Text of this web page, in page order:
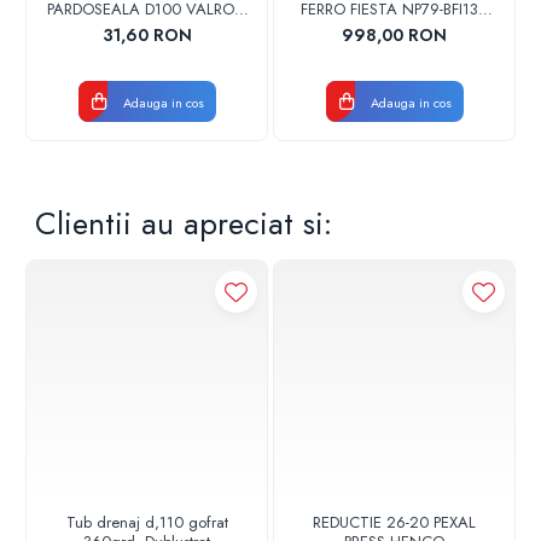
Materiale:
Rotor hidraulic: PPE/PS-GF30
PARDOSEALA D100 VALROM
17001900004
31,60 RON
Adauga in cos
FERRO FIESTA NP79-BFI13U
CROM
998,00 RON
Adauga in cos
Clientii au apreciat si:
Tub drenaj d,110 gofrat
REDUCTIE 26-20 PEXAL